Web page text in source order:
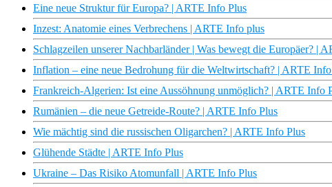
Eine neue Struktur für Europa? | ARTE Info Plus
Inzest: Anatomie eines Verbrechens | ARTE Info plus
Schlagzeilen unserer Nachbarländer | Was bewegt die Europäer? |
Inflation – eine neue Bedrohung für die Weltwirtschaft? | ARTE
Frankreich-Algerien: Ist eine Aussöhnung unmöglich? | ARTE Info
Rumänien – die neue Getreide-Route? | ARTE Info Plus
Wie mächtig sind die russischen Oligarchen? | ARTE Info Plus
Glühende Städte | ARTE Info Plus
Ukraine – Das Risiko Atomunfall | ARTE Info Plus